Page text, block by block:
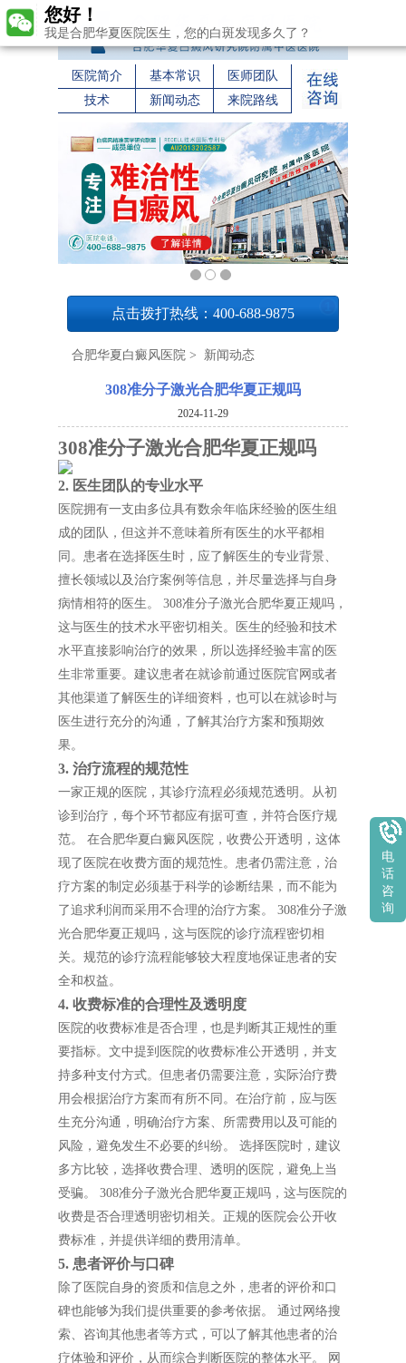
医院简介 基本常识
医师团队
技术
新闻动态 来院路线
点击拨打热线：400-688-9875
合肥华夏白癜风医院 > 新闻动态
308准分子激光合肥华夏正规吗
2024-11-29
308准分子激光合肥华夏正规吗
2. 医生团队的专业水平
医院拥有一支由多位具有数余年临床经验的医生组
成的团队，但这并不意味着所有医生的水平都相
同。患者在选择医生时，应了解医生的专业背景、
擅长领域以及治疗案例等信息，并尽量选择与自身
病情相符的医生。 308准分子激光合肥华夏正规吗，
这与医生的技术水平密切相关。医生的经验和技术
水平直接影响治疗的效果，所以选择经验丰富的医
生非常重要。建议患者在就诊前通过医院官网或者
其他渠道了解医生的详细资料，也可以在就诊时与
医生进行充分的沟通，了解其治疗方案和预期效
果。
3. 治疗流程的规范性
一家正规的医院，其诊疗流程必须规范透明。从初
诊到治疗，每个环节都应有据可查，并符合医疗规
范。 在合肥华夏白癜风医院，收费公开透明，这体
现了医院在收费方面的规范性。患者仍需注意，治
疗方案的制定必须基于科学的诊断结果，而不能为
了追求利润而采用不合理的治疗方案。 308准分子激
光合肥华夏正规吗，这与医院的诊疗流程密切相
关。规范的诊疗流程能够较大程度地保证患者的安
全和权益。
4. 收费标准的合理性及透明度
医院的收费标准是否合理，也是判断其正规性的重
要指标。文中提到医院的收费标准公开透明，并支
持多种支付方式。但患者仍需要注意，实际治疗费
用会根据治疗方案而有所不同。在治疗前，应与医
生充分沟通，明确治疗方案、所需费用以及可能的
风险，避免发生不必要的纠纷。 选择医院时，建议
多方比较，选择收费合理、透明的医院，避免上当
受骗。 308准分子激光合肥华夏正规吗，这与医院的
收费是否合理透明密切相关。正规的医院会公开收
费标准，并提供详细的费用清单。
5. 患者评价与口碑
除了医院自身的资质和信息之外，患者的评价和口
碑也能够为我们提供重要的参考依据。 通过网络搜
索、咨询其他患者等方式，可以了解其他患者的治
疗体验和评价，从而综合判断医院的整体水平。 网
您好！
我是合肥华夏医院医生，您的白斑发现多久了？
电
话
咨
询